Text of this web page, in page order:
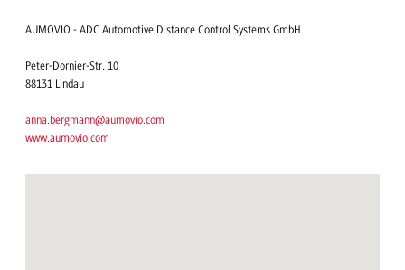
AUMOVIO - ADC Automotive Distance Control Systems GmbH
Peter-Dornier-Str. 10
88131 Lindau
anna.bergmann@aumovio.com
www.aumovio.com